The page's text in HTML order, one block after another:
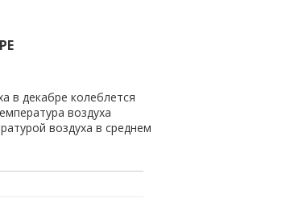
в декабре колеблется
воздуха
воздуха в среднем